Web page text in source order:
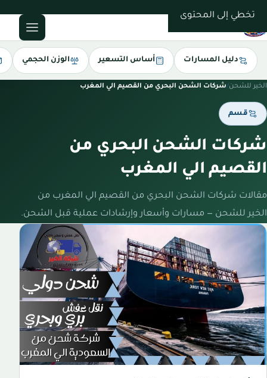
تخطي إلى المحتوى
دليل المسارات أساس التسعير الوزن الحجمي
الخير للشحن/شركات الشحن البحري من القصيم الي المغرب
قسم
شركات الشحن البحري من
القصيم الي المغرب
مقالات شركات الشحن البحري من القصيم الي المغرب من
الخير للشحن — مسارات وأسعار وإرشادات عملية قبل الشحن.